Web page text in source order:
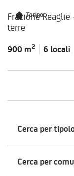
Torino
Frazione
terre
900 m2 6 locali
Cerca per
Cerca per